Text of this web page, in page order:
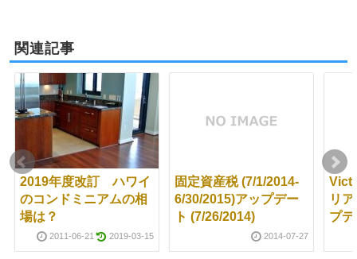
関連記事
2019年度改訂 ハワイ
のコンドミニアムの相
場は？
2011-06-21 2019-03-15
固定資産税 (7/1/2014-
6/30/2015)アップデー
ト (7/26/2014)
2014-07-27
リ
プ